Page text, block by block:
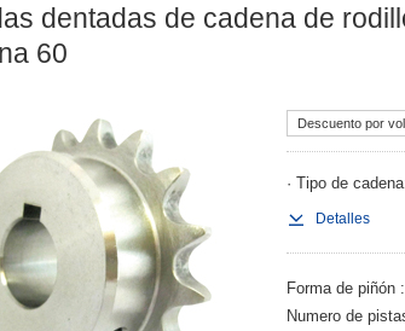
dentadas de cadena de
60
Descuento por
· Tipo de
Detalles
Forma de piñón
Numero de